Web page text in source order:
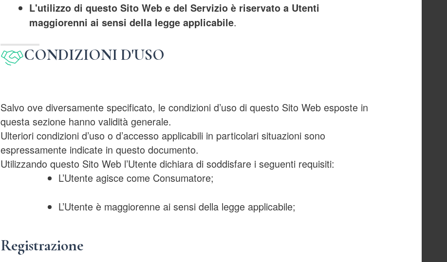
L'utilizzo di questo Sito Web e del Servizio è riservato a Utenti
maggiorenni ai sensi della legge applicabile.
CONDIZIONI D'USO
Salvo ove diversamente specificato, le condizioni d’uso di questo Sito Web esposte in
questa sezione hanno validità generale.
Ulteriori condizioni d’uso o d’accesso applicabili in particolari situazioni sono
espressamente indicate in questo documento.
Utilizzando questo Sito Web l’Utente dichiara di soddisfare i seguenti requisiti:
L’Utente agisce come Consumatore;
L’Utente è maggiorenne ai sensi della legge applicabile;
Registrazione